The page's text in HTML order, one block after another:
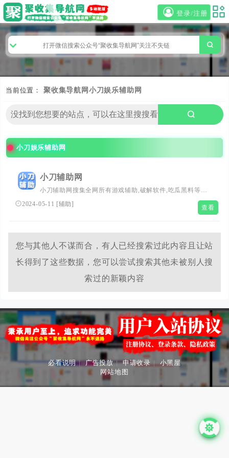
登录/注册
当前位置： 聚收集导航网 小刀娱乐辅助网
小刀娱乐辅助网
小刀辅助网
小刀辅助网搜集全网所有游戏辅助,破解软件,吃瓜黑料等大
量资源,x全面的x资源分享平台,至力为全网提供丰富综合游
2024-05-11 [辅助] 查看
您与其他人不谋而合，有人已经搜索过此内容且让站
长得到了这些数据，您可以尝试搜索其他未被别人搜
索过的新颖内容
必看说明 | 广告投放 | 申请收录 | 小黑屋
网站地图